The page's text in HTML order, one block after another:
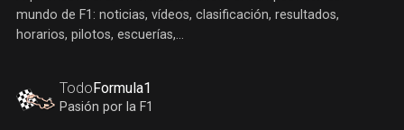
mundo de F1: noticias, vídeos, clasificación, resultados,
horarios, pilotos, escuerías,...
TodoFormula1
Pasión por la F1